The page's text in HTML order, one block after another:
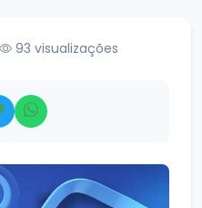
93 visualizações